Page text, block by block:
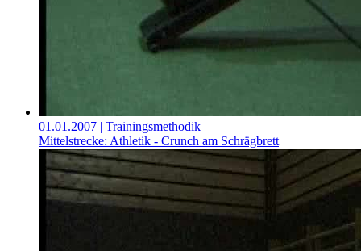
01.01.2007 | Trainingsmethodik
Mittelstrecke: Athletik - Crunch am Schrägbrett